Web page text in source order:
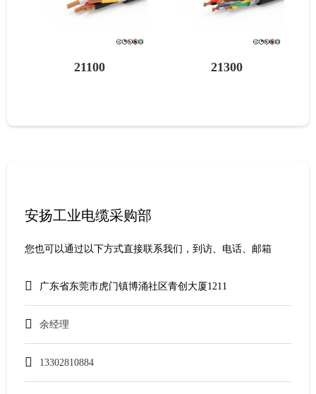
21100 21300
安扬工业电缆采购部
您也可以通过以下方式直接联系我们，到访、电话、邮箱
广东省东莞市虎门镇博涌社区青创大厦1211
余经理
13302810884